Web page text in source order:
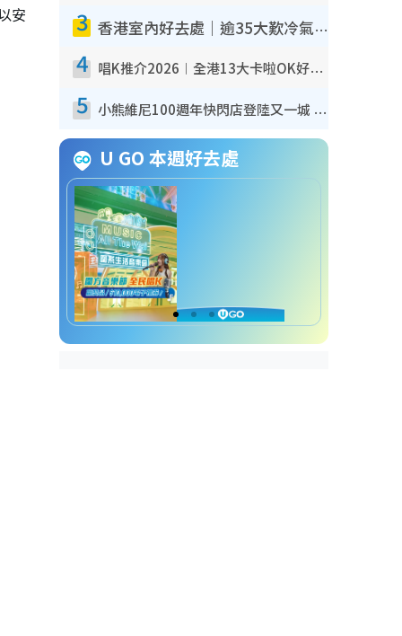
安 3 香港室內好去處｜逾35大歎冷氣室內好去處推介 室內活動免費避雨無懼落雨
4 唱K推介2026︱全港13大卡啦OK好去處！最平$36起 日文K都有！(附地址+收費詳情)
5 小熊維尼100週年快閃店登陸又一城 重現百畝森林經典場景／獨家限定盲盒登場／專屬DIY香水
U GO 本週好去處